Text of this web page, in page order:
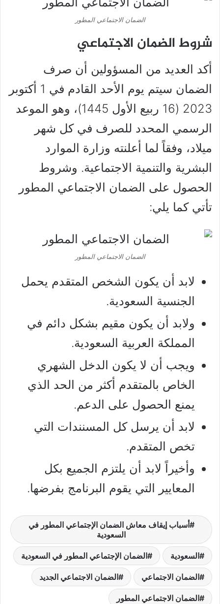
الضمان الاجتماعي المطور
شروط الضمان الاجتماعي
أكد العديد من المسؤولين أن صرف
الضمان سيتم يوم الأحد القادم في 1 أكتوبر
2023 (16 ربيع الأول 1445)، وهو الموعد
الرسمي المحدد للصرف في كل شهر
ميلاد، وفقاً لما أعلنته وزارة الموارد
البشرية والتنمية الاجتماعية. وشروط
الحصول على الضمان الاجتماعي المطور
تأتي كما يلي:
الضمان الاجتماعي المطور
لابد أن يكون الشخص المتقدم يحمل
الجنسية السعودية.
ولابد أن يكون مقيم بشكل دائم في
المملكة العربية السعودية.
ويجب أن لا يكون الدخل الشهري
الخاص بالمتقدم أكثر من الحد الذي
يمنع الحصول على الدعم.
لابد أن يرسل كل المسنندات التي
تخص المتقدم.
وأخيراً لابد أن يلتزم الجميع بكل
المعايير التي يقوم البرنامج بفرضها.
أسباب إيقاف معاش الضمان الإجتماعي المطور في
السعودية
السعودية الضمان الإجتماعي المطور في السعودية
الضمان الاجتماعي الضمان الاجتماعي الجديد
الضمان الاجتماعي المطور